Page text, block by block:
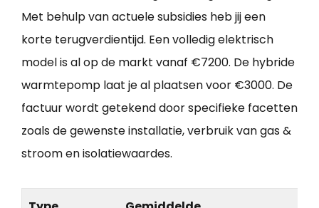
Met behulp van actuele subsidies heb jij een
korte terugverdientijd. Een volledig elektrisch
model is al op de markt vanaf €7200. De hybride
warmtepomp laat je al plaatsen voor €3000. De
factuur wordt getekend door specifieke facetten
zoals de gewenste installatie, verbruik van gas &
stroom en isolatiewaardes.